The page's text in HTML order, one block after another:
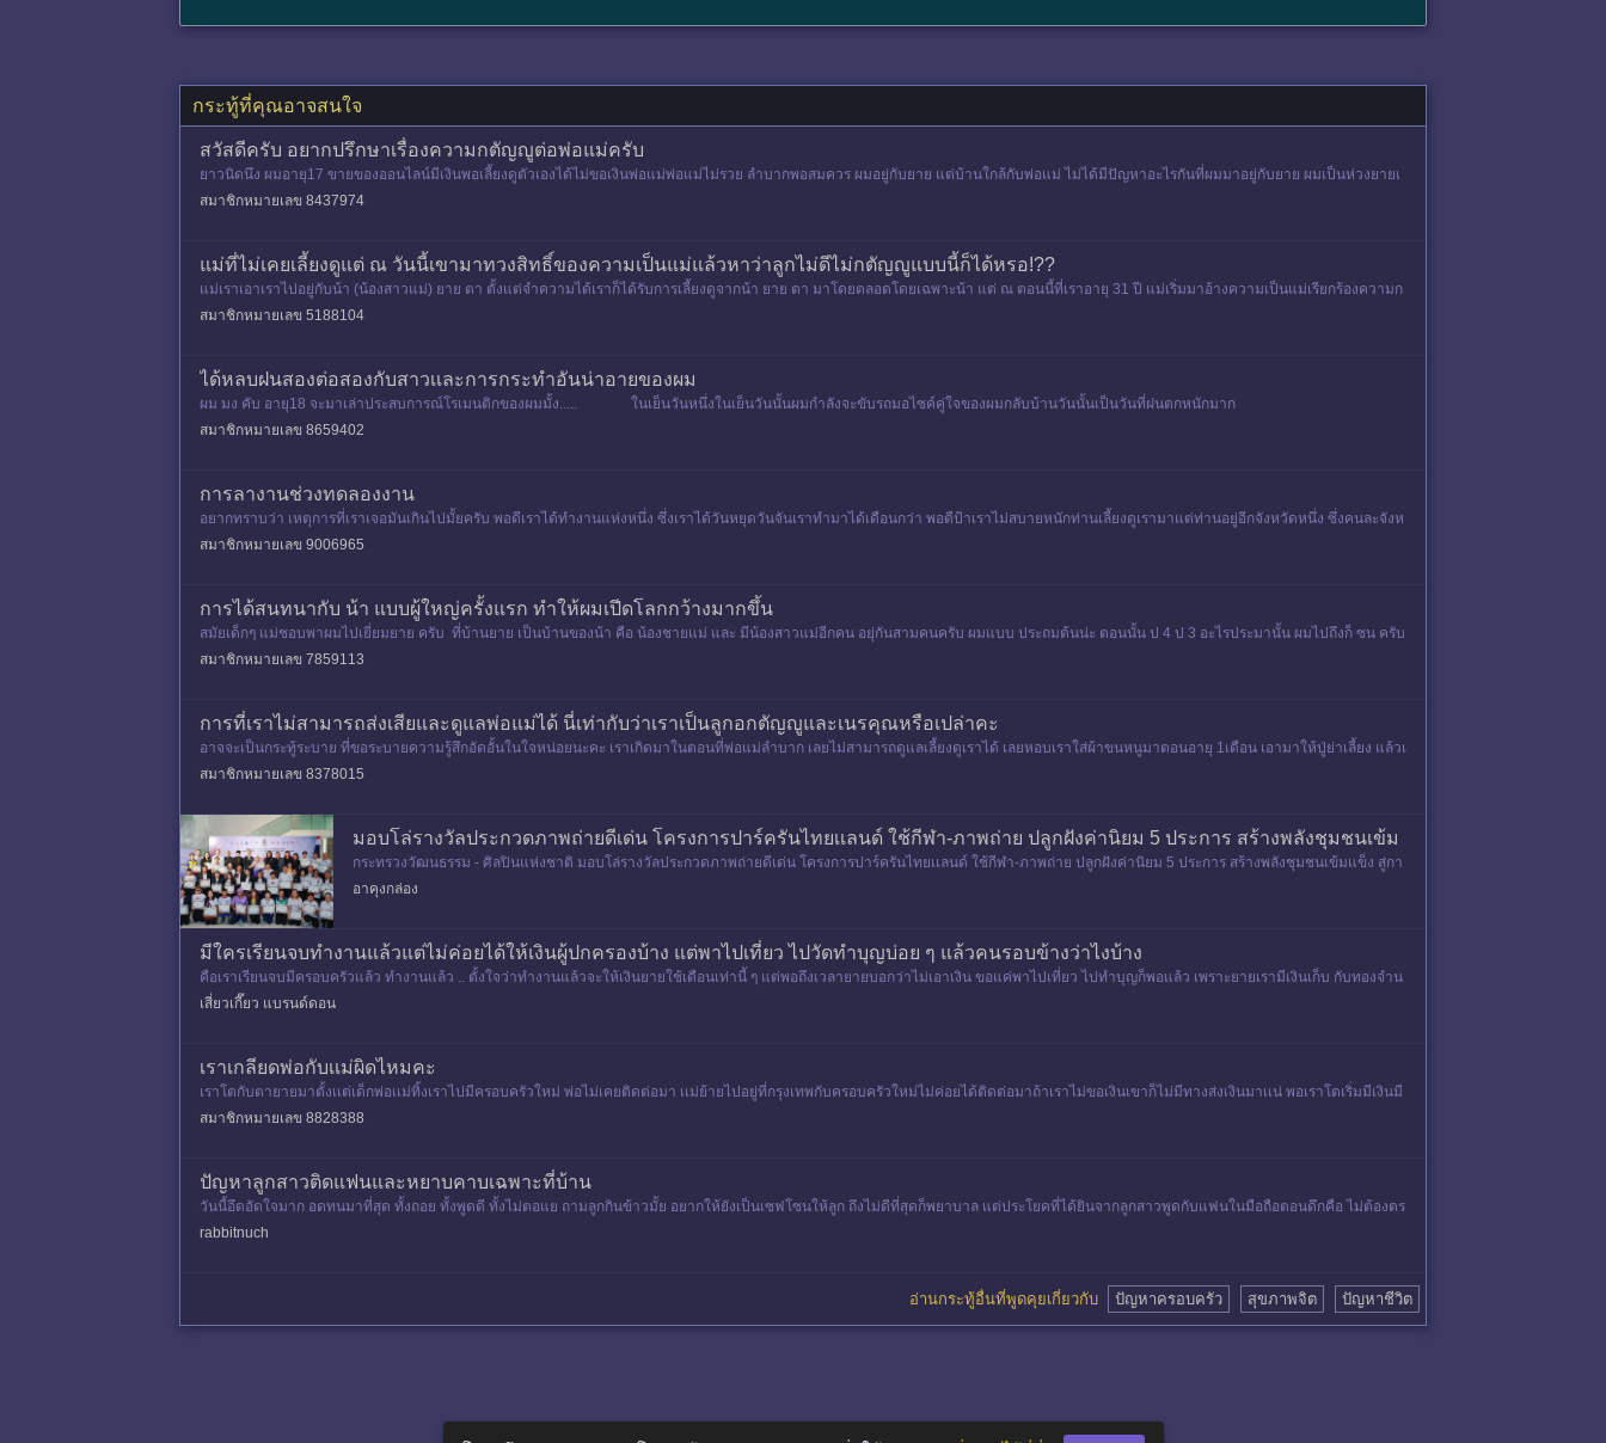
กระทู้ที่คุณอาจสนใจ
สวัสดีครับ อยากปรึกษาเรื่องความกตัญญูต่อพ่อแม่ครับ
ยาวนิดนึง ผมอายุ17 ขายของออนไลน์มีเงินพอเลี้ยงดูตัวเองได้ไม่ขอเงินพ่อแม่พ่อแม่ไม่รวย ลำบากพอสมควร ผมอยู่กับยาย แต่บ้านใกล้กับพ่อแม่ ไม่ได้มีปัญหาอะไรกันที่ผมมาอยู่กับยาย ผมเป็นห่วงยายเ
ฉยๆแต่ผมมีปัญหาท
สมาชิกหมายเลข 8437974
แม่ที่ไม่เคยเลี้ยงดูแต่ ณ วันนี้เขามาทวงสิทธิ์ของความเป็นแม่แล้วหาว่าลูกไม่ดีไม่กตัญญูแบบนี้ก็ได้หรอ!??
แม่เราเอาเราไปอยู่กับน้า (น้องสาวแม่) ยาย ตา ตั้งแต่จำความได้เราก็ได้รับการเลี้ยงดูจากน้า ยาย ตา มาโดยตลอดโดยเฉพาะน้า แต่ ณ ตอนนี้ที่เราอายุ 31 ปี แม่เริ่มมาอ้างความเป็นแม่เรียกร้องความก
ตัญญูทุกอย่างต
สมาชิกหมายเลข 5188104
ได้หลบฝนสองต่อสองกับสาวเเละการกระทำอันน่าอายของผม
ผม มง คับ อายุ18 จะมาเล่าประสบการณ์โรเมนติกของผมมั้ง..... ในเย็นวันหนึ่งในเย็นวันนั้นผมกำลังจะขับรถมอไซค์คู่ใจของผมกลับบ้านวันนั้นเป็นวันที่ฝนตกหนักมาก
สมาชิกหมายเลข 8659402
การลางานช่วงทดลองงาน
อยากทราบว่า เหตุการที่เราเจอมันเกินไปมั้ยครับ พอดีเราได้ทำงานแห่งหนึ่ง ซึ่งเราได้วันหยุดวันจันเราทำมาได้เดือนกว่า พอดีป้าเราไม่สบายหนักท่านเลี้ยงดูเรามาแต่ท่านอยู่อีกจังหวัดหนึ่ง ซึ่งคนละจังห
วัดกับที
สมาชิกหมายเลข 9006965
การได้สนทนากับ น้า แบบผู้ใหญ่ครั้งแรก ทำให้ผมเปีดโลกกว้างมากขึ้น
สมัยเด็กๆ แม่ชอบพาผมไปเยี่ยมยาย ครับ ที่บ้านยาย เป็นบ้านของน้า คือ น้องชายแม่ และ มีน้องสาวแม่อีกคน อยุ่กันสามคนครับ ผมแบบ ประถมต้นน่ะ ตอนนั้น ป 4 ป 3 อะไรประมานั้น ผมไปถึงก็ ซน ครับ
แบบ เจอพั
สมาชิกหมายเลข 7859113
การที่เราไม่สามารถส่งเสียและดูแลพ่อแม่ได้ นี่เท่ากับว่าเราเป็นลูกอกตัญญูและเนรคุณหรือเปล่าคะ
อาจจะเป็นกระทู้ระบาย ที่ขอระบายความรู้สึกอัดอั้นในใจหน่อยนะคะ เราเกิดมาในตอนที่พ่อแม่ลำบาก เลยไม่สามารถดูแลเลี้ยงดูเราได้ เลยหอบเราใส่ผ้าขนหนูมาตอนอายุ 1เดือน เอามาให้ปู่ย่าเลี้ยง แล้วเ
ขาสองคนก็ไปใช
สมาชิกหมายเลข 8378015
มอบโล่รางวัลประกวดภาพถ่ายดีเด่น โครงการปาร์ครันไทยเเลนด์ ใช้กีฬา-ภาพถ่าย ปลูกฝังค่านิยม 5 ประการ สร้างพลังชุมชนเข้ม
แข็ง
กระทรวงวัฒนธรรม - ศิลปินแห่งชาติ มอบโล่รางวัลประกวดภาพถ่ายดีเด่น โครงการปาร์ครันไทยเเลนด์ ใช้กีฬา-ภาพถ่าย ปลูกฝังค่านิยม 5 ประการ สร้างพลังชุมชนเข้มแข็ง สู่กา
รเรียนรู้ แลกเปลี่ยน และการท่องเที่ยวชุมชน
อาคุงกล่อง
มีใครเรียนจบทำงานแล้วแต่ไม่ค่อยได้ให้เงินผู้ปกครองบ้าง แต่พาไปเที่ยว ไปวัดทำบุญบ่อย ๆ แล้วคนรอบข้างว่าไงบ้าง
คือเราเรียนจบมีครอบครัวแล้ว ทำงานแล้ว .. ตั้งใจว่าทำงานแล้วจะให้เงินยายใช้เดือนเท่านี้ ๆ แต่พอถึงเวลายายบอกว่าไม่เอาเงิน ขอแค่พาไปเที่ยว ไปทำบุญก็พอแล้ว เพราะยายเรามีเงินเก็บ กับทองจำน
วนนึง ยายบอกแค่น
เสี่ยวเกี๊ยว แบรนด์ดอน
เราเกลียดพ่อกับเเม่ผิดไหมคะ
เราโตกับตายายมาตั้งเเต่เด็กพ่อเเม่ทิ้งเราไปมีครอบครัวใหม่ พ่อไม่เคยติดต่อมา เเม่ย้ายไปอยู่ที่กรุงเทพกับครอบครัวใหม่ไม่ค่อยได้ติดต่อมาถ้าเราไม่ขอเงินเขาก็ไม่มีทางส่งเงินมาเเน่ พอเราโตเริ่มมีเงินมี
งานมี
สมาชิกหมายเลข 8828388
ปัญหาลูกสาวติดแฟนและหยาบคาบเฉพาะที่บ้าน
วันนี้อึดอัดใจมาก อดทนมาที่สุด ทั้งถอย ทั้งพูดดี ทั้งไม่ตอแย ถามลูกกินข้าวมั้ย อยากให้ยังเป็นเซฟโซนให้ลูก ถึงไม่ดีที่สุดก็พยาบาล แต่ประโยคที่ได้ยินจากลูกสาวพูดกับแฟนในมือถือตอนดึกคือ ไม่ต้องตร
วจแล้ว เ
rabbitnuch
อ่านกระทู้อื่นที่พูดคุยเกี่ยวกับ ปัญหาครอบครัว สุขภาพจิต ปัญหาชีวิต